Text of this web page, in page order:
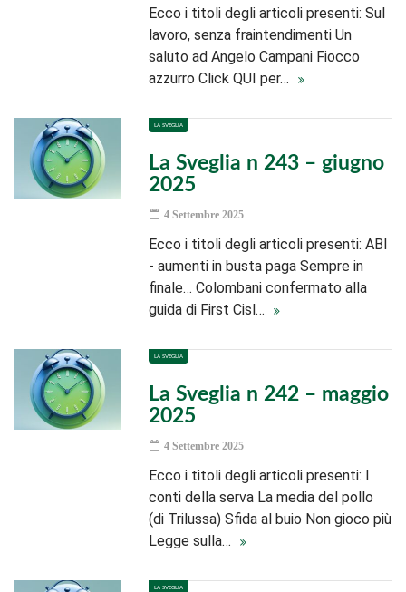
Ecco i titoli degli articoli presenti: Sul
lavoro, senza fraintendimenti Un
saluto ad Angelo Campani Fiocco
azzurro Click QUI per…
LA SVEGLIA
La Sveglia n 243 – giugno
2025
4 Settembre 2025
Ecco i titoli degli articoli presenti: ABI
- aumenti in busta paga Sempre in
finale… Colombani confermato alla
guida di First Cisl…
LA SVEGLIA
La Sveglia n 242 – maggio
2025
4 Settembre 2025
Ecco i titoli degli articoli presenti: I
conti della serva La media del pollo
(di Trilussa) Sfida al buio Non gioco più
Legge sulla…
LA SVEGLIA